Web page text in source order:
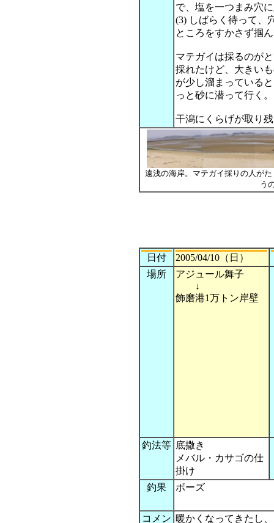
で、塩を一つまみ穴
(3) しばらく待って、
ところをすかさず掴
マテガイは採るのが
採れたけど、大きい
が少し溜まっている
っと砂に潜って行く。
干潟にくらげが取り
遠浅の海岸。マテガイ採りの人が
う
日付
2005/04/10（日）
場所
アジュール舞子
↓
飾磨港1万トン岸壁
釣法等 底撒き
メバル・カサゴの仕
掛け
釣果
ボーズ
コメン 暖かくなってきたし